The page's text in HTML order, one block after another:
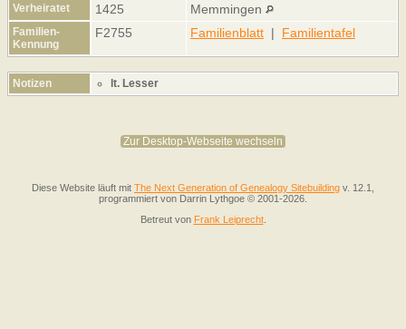
Verheiratet 1425 Memmingen
Familien-
Kennung
F2755 Familienblatt | Familientafel
Notizen lt. Lesser
Zur Desktop-Webseite wechseln
Diese Website läuft mit The Next Generation of Genealogy Sitebuilding v. 12.1,
programmiert von Darrin Lythgoe © 2001-2026.
Betreut von Frank Leiprecht.